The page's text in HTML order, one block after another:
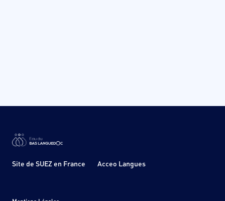
Site de SUEZ en France Acceo Langues